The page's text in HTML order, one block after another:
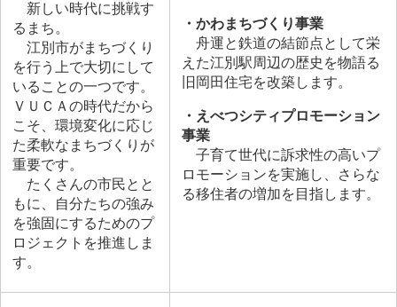
新しい時代に挑戦す
るまち。
江別市がまちづくり
を行う上で大切にして
いることの一つです。
ＶＵＣＡの時代だから
こそ、環境変化に応じ
た柔軟なまちづくりが
重要です。
たくさんの市民とと
もに、自分たちの強み
を強固にするためのプ
ロジェクトを推進しま
す。​
・かわまちづくり事業
舟運と鉄道の結節点として栄
えた江別駅周辺の歴史を物語る
旧岡田住宅を改築します。​
・えべつシティプロモーション
事業
​ 子育て世代に訴求性の高いプ
ロモーションを実施し、さらな
る移住者の増加を目指します。